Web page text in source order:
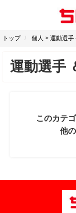
トップ 個人 > 運動選手
運動選手
このカテ
他